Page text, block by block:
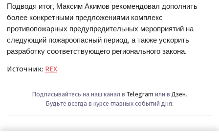
Подводя итог, Максим Акимов рекомендовал дополнить
более конкретными предложениями комплекс
противопожарных предупредительных мероприятий на
следующий пожароопасный период, а также ускорить
разработку соответствующего регионального закона.
Источник: REX
Подписывайтесь на наш канал в Telegram или в Дзен.
Будьте всегда в курсе главных событий дня.